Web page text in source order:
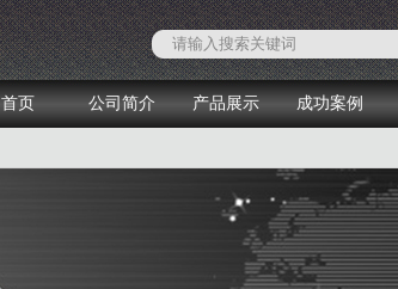
首页 公司简介 产品展示 成功案例